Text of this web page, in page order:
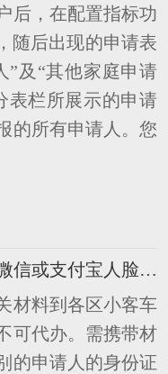
后，在配置指标功
随后出现的申请表
”及“其他家庭申请
表栏所展示的申请
的所有申请人。您
所有家庭申请人均应通过微信或支付宝人脸识别完成意愿确认。老人、伤残人士、病人无法进行人脸识别的，如何操作？
材料到各区小客车
可代办。需携带材
的申请人的身份证